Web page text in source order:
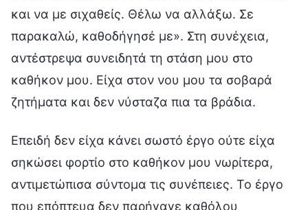
και να με σιχαθείς. Θέλω να αλλάξω. Σε
παρακαλώ, καθοδήγησέ με». Στη συνέχεια,
αντέστρεψα συνειδητά τη στάση μου στο
καθήκον μου. Είχα στον νου μου τα σοβαρά
ζητήματα και δεν νύσταζα πια τα βράδια.
Επειδή δεν είχα κάνει σωστό έργο ούτε είχα
σηκώσει φορτίο στο καθήκον μου νωρίτερα,
αντιμετώπισα σύντομα τις συνέπειες. Το έργο
που επόπτευα δεν παρήγαγε καθόλου